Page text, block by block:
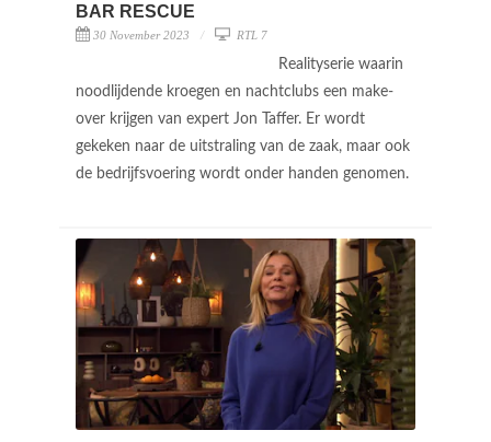
BAR RESCUE
30 November 2023 RTL 7
Realityserie waarin
noodlijdende kroegen en nachtclubs een make-
over krijgen van expert Jon Taffer. Er wordt
gekeken naar de uitstraling van de zaak, maar ook
de bedrijfsvoering wordt onder handen genomen.